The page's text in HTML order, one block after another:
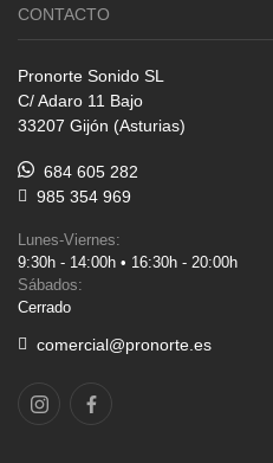
CONTACTO
Pronorte Sonido SL
C/ Adaro 11 Bajo
33207 Gijón (Asturias)
684 605 282
985 354 969
Lunes-Viernes:
9:30h - 14:00h • 16:30h - 20:00h
Sábados:
Cerrado
comercial@pronorte.es